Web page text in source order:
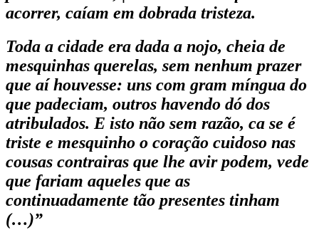
acorrer, caíam em dobrada tristeza.
Toda a cidade era dada a nojo, cheia de
mesquinhas querelas, sem nenhum prazer
que aí houvesse: uns com gram míngua do
que padeciam, outros havendo dó dos
atribulados. E isto não sem razão, ca se é
triste e mesquinho o coração cuidoso nas
cousas contrairas que lhe avir podem, vede
que fariam aqueles que as
continuadamente tão presentes tinham
(…)”